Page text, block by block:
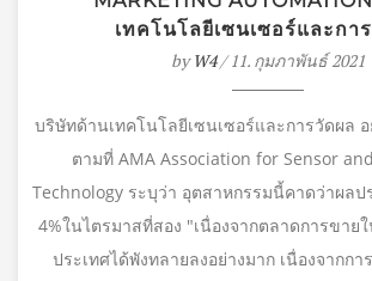
เทคโนโลยีเซนเซอร์และกา
byW4/ 11. กุมภาพันธ์ 2021
บริษัทด้านเทคโนโลยีเซนเซอร์และการวัดผล
ตามที่ AMA Association for Sensor
Technology ระบุว่า อุตสาหกรรมนี้คาดว่าผลป
4%ในไตรมาสที่สอง "เนื่องจากตลาดการขาย
ประเทศได้พังทลายลงอย่างมาก เนื่องจากก